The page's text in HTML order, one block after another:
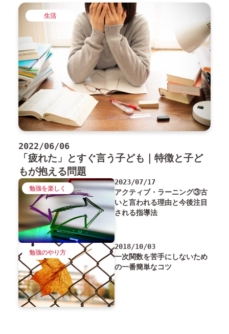
2022/06/06
「疲れた」とすぐ言う子ども｜特徴と子ど
もが抱える問題
生活
2023/07/17
アクティブ・ラーニング③古
いと言われる理由と今後注目
される指導法
勉強を楽しく
2018/10/03
一次関数を苦手にしないため
の一番簡単なコツ
勉強のやり方